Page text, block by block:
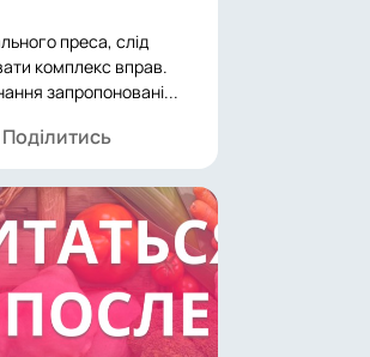
преса, слід
комплекс вправ.
запропоновані...